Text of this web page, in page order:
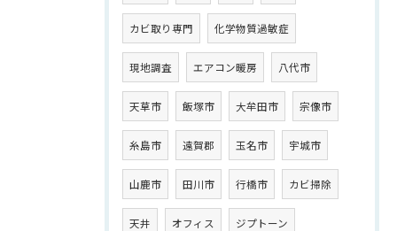
カビ取り専門 化学物質過敏症
現地調査 エアコン暖房 八代市
天草市 飯塚市 大牟田市 宗像市
糸島市 遠賀郡 玉名市 宇城市
山鹿市 田川市 行橋市 カビ掃除
天井 オフィス ジプトーン